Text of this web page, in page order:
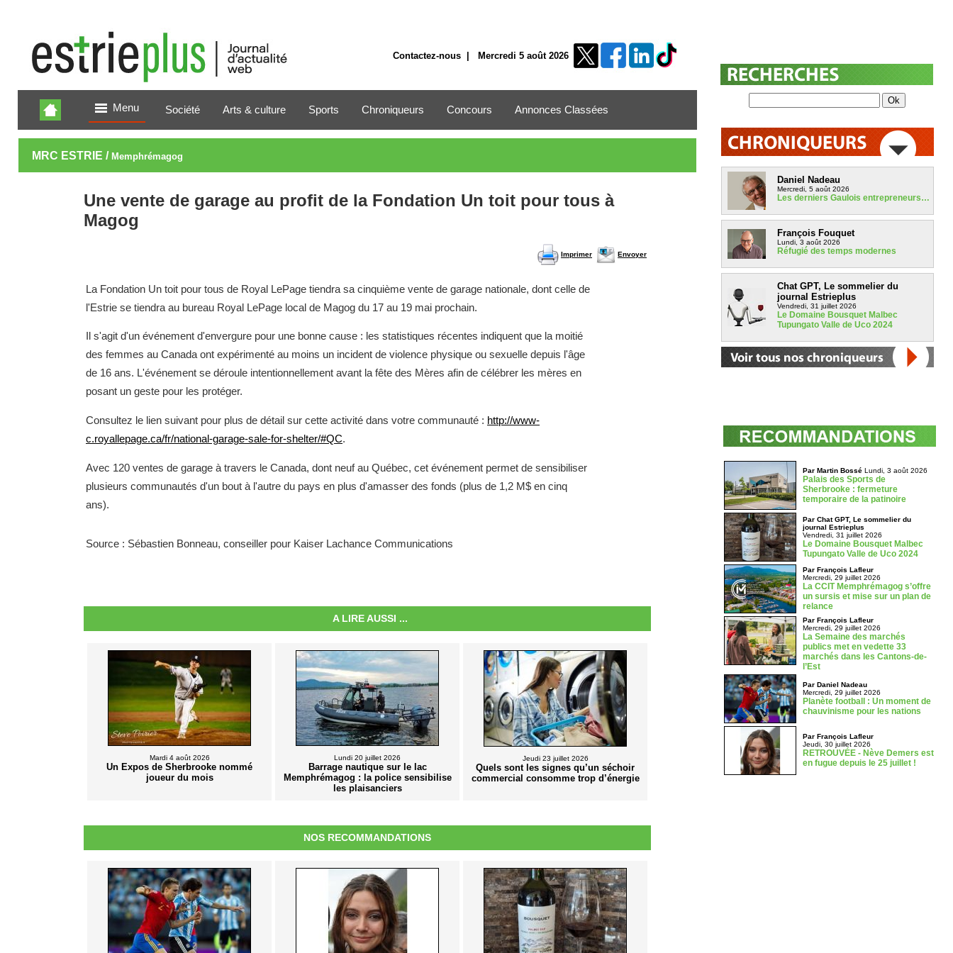
Contactez-nous| Mercredi 5 août 2026
Menu Société Arts & culture Sports Chroniqueurs Concours Annonces Classées
MRC ESTRIE / Memphrémagog
Une vente de garage au profit de la Fondation Un toit pour tous à
Magog
Imprimer Envoyer
La Fondation Un toit pour tous de Royal LePage tiendra sa cinquième vente de garage nationale, dont celle de
l'Estrie se tiendra au bureau Royal LePage local de Magog du 17 au 19 mai prochain.
Il s'agit d'un événement d'envergure pour une bonne cause : les statistiques récentes indiquent que la moitié
des femmes au Canada ont expérimenté au moins un incident de violence physique ou sexuelle depuis l'âge
de 16 ans. L'événement se déroule intentionnellement avant la fête des Mères afin de célébrer les mères en
posant un geste pour les protéger.
Consultez le lien suivant pour plus de détail sur cette activité dans votre communauté : http://www-
c.royallepage.ca/fr/national-garage-sale-for-shelter/#QC.
Avec 120 ventes de garage à travers le Canada, dont neuf au Québec, cet événement permet de sensibiliser
plusieurs communautés d'un bout à l'autre du pays en plus d'amasser des fonds (plus de 1,2 M$ en cinq
ans).
Source : Sébastien Bonneau, conseiller pour Kaiser Lachance Communications
A LIRE AUSSI ...
Mardi 4 août 2026
Un Expos de Sherbrooke nommé
joueur du mois
Lundi 20 juillet 2026
Barrage nautique sur le lac
Memphrémagog : la police sensibilise
les plaisanciers
Jeudi 23 juillet 2026
Quels sont les signes qu’un séchoir
commercial consomme trop d’énergie
NOS RECOMMANDATIONS
Daniel Nadeau
Mercredi, 5 août 2026
Les derniers Gaulois entrepreneurs…
François Fouquet
Lundi, 3 août 2026
Réfugié des temps modernes
Chat GPT, Le sommelier du
journal Estrieplus
Vendredi, 31 juillet 2026
Le Domaine Bousquet Malbec
Tupungato Valle de Uco 2024
Par Martin BosséLundi, 3 août 2026
Palais des Sports de
Sherbrooke : fermeture
temporaire de la patinoire
Par Chat GPT, Le sommelier du
journal Estrieplus
Vendredi, 31 juillet 2026
Le Domaine Bousquet Malbec
Tupungato Valle de Uco 2024
Par François Lafleur
Mercredi, 29 juillet 2026
La CCIT Memphrémagog s’offre
un sursis et mise sur un plan de
relance
Par François Lafleur
Mercredi, 29 juillet 2026
La Semaine des marchés
publics met en vedette 33
marchés dans les Cantons-de-
l’Est
Par Daniel Nadeau
Mercredi, 29 juillet 2026
Planète football : Un moment de
chauvinisme pour les nations
Par François Lafleur
Jeudi, 30 juillet 2026
RETROUVÉE - Nève Demers est
en fugue depuis le 25 juillet !